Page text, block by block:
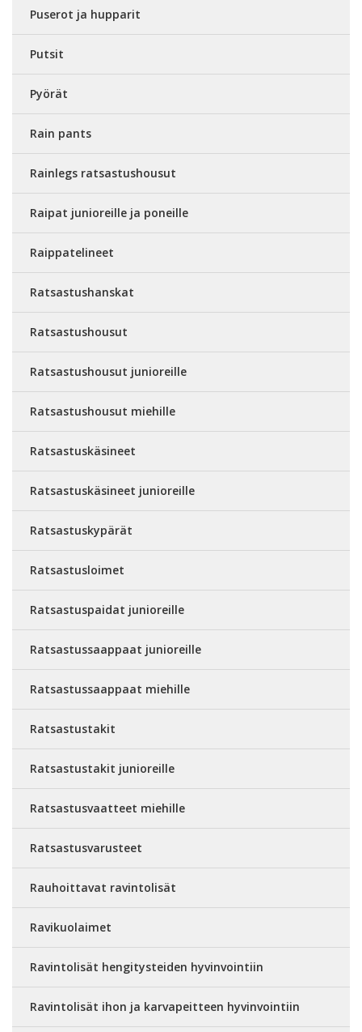
Puserot ja hupparit
Putsit
Pyörät
Rain pants
Rainlegs ratsastushousut
Raipat junioreille ja poneille
Raippatelineet
Ratsastushanskat
Ratsastushousut
Ratsastushousut junioreille
Ratsastushousut miehille
Ratsastuskäsineet
Ratsastuskäsineet junioreille
Ratsastuskypärät
Ratsastusloimet
Ratsastuspaidat junioreille
Ratsastussaappaat junioreille
Ratsastussaappaat miehille
Ratsastustakit
Ratsastustakit junioreille
Ratsastusvaatteet miehille
Ratsastusvarusteet
Rauhoittavat ravintolisät
Ravikuolaimet
Ravintolisät hengitysteiden hyvinvointiin
Ravintolisät ihon ja karvapeitteen hyvinvointiin